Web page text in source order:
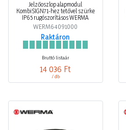
Jelzőoszlop alapmodul
KombiSIGN71-hez tetővel szürke
IP65 rugószorításos WERMA
WERM64091000
Raktáron
Bruttó listaár
14 036 Ft
/ db